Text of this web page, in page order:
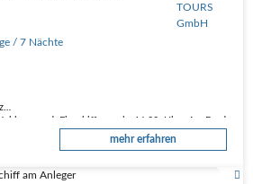
/ 7 Nächte
seine Crew sowie Ihr Bordreiseleiter herzlich
am Tor zum oberen…
mehr erfahren
am Anleger